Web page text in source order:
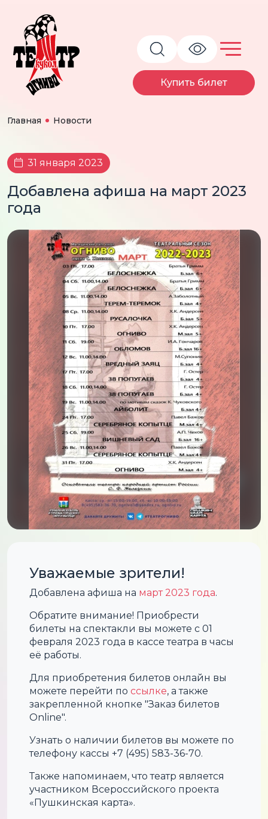
Купить билет
Главная Новости
31 января 2023
Добавлена афиша на март 2023
года
Уважаемые зрители!
Добавлена афиша на март 2023 года.
Обратите внимание! Приобрести
билеты на спектакли вы можете с 01
февраля 2023 года в кассе театра в часы
её работы.
Для приобретения билетов онлайн вы
можете перейти поссылке, а также
закрепленной кнопке "Заказ билетов
Online".
Узнать о наличии билетов вы можете по
телефону кассы +7 (495) 583-36-70.
Также напоминаем, что театр является
участником Всероссийского проекта
«Пушкинская карта».